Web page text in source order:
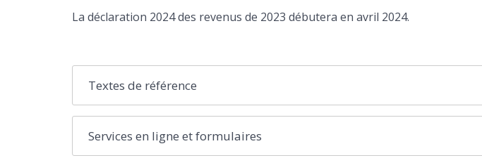
La déclaration 2024 des revenus de 2023 débutera en avril 2024.
Textes de référence
Services en ligne et formulaires